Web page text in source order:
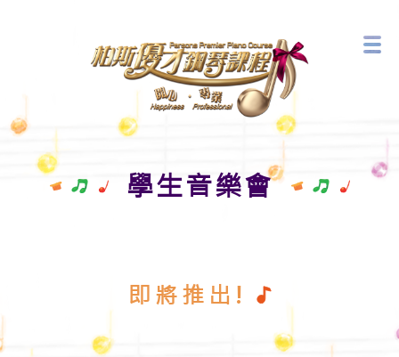
最新活動
音樂藝術中心
學生音樂會
即將推出!